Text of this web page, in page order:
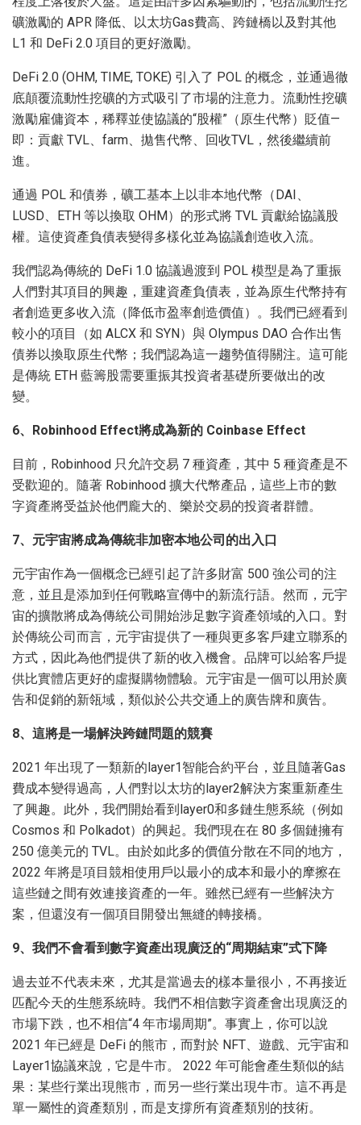
礦激勵的 APR 降低、以太坊Gas費高、跨鏈橋以及對其他
L1 和 DeFi 2.0 項目的更好激勵。
DeFi 2.0 (OHM, TIME, TOKE) 引入了 POL 的概念，並通過徹
底顛覆流動性挖礦的方式吸引了市場的注意力。流動性挖礦
激勵雇傭資本，稀釋並使協議的“股權”（原生代幣）貶值—
即：貢獻 TVL、farm、拋售代幣、回收TVL，然後繼續前
進。
通過 POL 和債券，礦工基本上以非本地代幣（DAI、
LUSD、ETH 等以換取 OHM）的形式將 TVL 貢獻給協議股
權。這使資產負債表變得多樣化並為協議創造收入流。
我們認為傳統的 DeFi 1.0 協議過渡到 POL 模型是為了重振
人們對其項目的興趣，重建資產負債表，並為原生代幣持有
者創造更多收入流（降低市盈率創造價值）。我們已經看到
較小的項目（如 ALCX 和 SYN）與 Olympus DAO 合作出售
債券以換取原生代幣；我們認為這一趨勢值得關注。這可能
是傳統 ETH 藍籌股需要重振其投資者基礎所要做出的改
變。
6、Robinhood Effect將成為新的 Coinbase Effect
目前，Robinhood 只允許交易 7 種資產，其中 5 種資產是不
受歡迎的。隨著 Robinhood 擴大代幣產品，這些上市的數
字資產將受益於他們龐大的、樂於交易的投資者群體。
7、元宇宙將成為傳統非加密本地公司的出入口
元宇宙作為一個概念已經引起了許多財富 500 強公司的注
意，並且是添加到任何戰略宣傳中的新流行語。然而，元宇
宙的擴散將成為傳統公司開始涉足數字資產領域的入口。對
於傳統公司而言，元宇宙提供了一種與更多客戶建立聯系的
方式，因此為他們提供了新的收入機會。品牌可以給客戶提
供比實體店更好的虛擬購物體驗。元宇宙是一個可以用於廣
告和促銷的新瓴域，類似於公共交通上的廣告牌和廣告。
8、這將是一場解決跨鏈問題的競賽
2021 年出現了一類新的layer1智能合約平台，並且隨著Gas
費成本變得過高，人們對以太坊的layer2解決方案重新產生
了興趣。此外，我們開始看到layer0和多鏈生態系統（例如
Cosmos 和 Polkadot）的興起。我們現在在 80 多個鏈擁有
250 億美元的 TVL。由於如此多的價值分散在不同的地方，
2022 年將是項目競相使用戶以最小的成本和最小的摩擦在
這些鏈之間有效連接資產的一年。雖然已經有一些解決方
案，但還沒有一個項目開發出無縫的轉接橋。
9、我們不會看到數字資產出現廣泛的“周期結束”式下降
過去並不代表未來，尤其是當過去的樣本量很小，不再接近
匹配今天的生態系統時。我們不相信數字資產會出現廣泛的
市場下跌，也不相信“4 年市場周期”。事實上，你可以說
2021 年已經是 DeFi 的熊市，而對於 NFT、遊戲、元宇宙和
Layer1協議來說，它是牛市。 2022 年可能會產生類似的結
果：某些行業出現熊市，而另一些行業出現牛市。這不再是
單一屬性的資產類別，而是支撐所有資產類別的技術。